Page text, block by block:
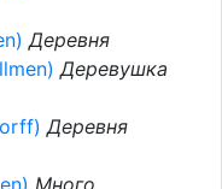
Деревня
Деревушка
Деревня
Много